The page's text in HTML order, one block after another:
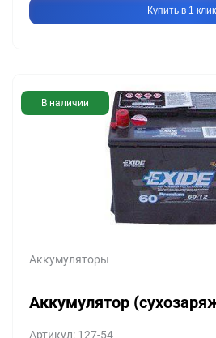
Купить в 1 клик
В наличии
Аккумуляторы
Аккумулятор
Артикул: 127-54